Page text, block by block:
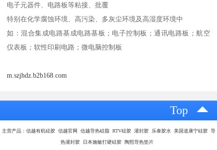
电子元器件、电路板等粘接、批覆
特别在化学腐蚀环境、高污染、多灰尘环境及高湿度环境中
如：混合集成电路基成电路基板；电子控制板；通讯电路板；航空
仪表板；软性印刷电路；微电脑控制板
m.szjhdz.b2b168.com
Top
主营产品：信越有机硅胶 信越官网 信越导热硅脂 RTV硅胶 灌封胶 乐泰胶水 美国道康宁硅胶 导
热灌封胶 日本施敏打硬硅胶 陶熙导热垫片